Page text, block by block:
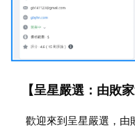
【呈星嚴選：由敗
歡迎來到呈星嚴選，由